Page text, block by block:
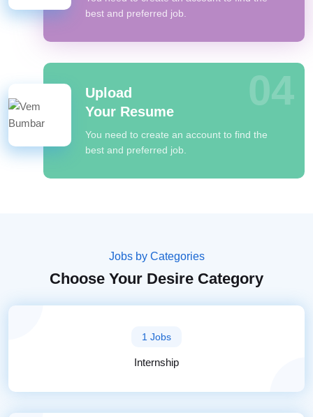
best and preferred job.
04
Upload
Your Resume
You need to create an account to find the
best and preferred job.
Jobs by Categories
Choose Your Desire Category
1 Jobs
Internship